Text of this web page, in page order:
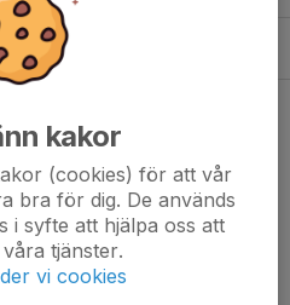
kakor
(cookies) för att vår
bra för dig. De används
i syfte att hjälpa oss att
tjänster.
vi cookies